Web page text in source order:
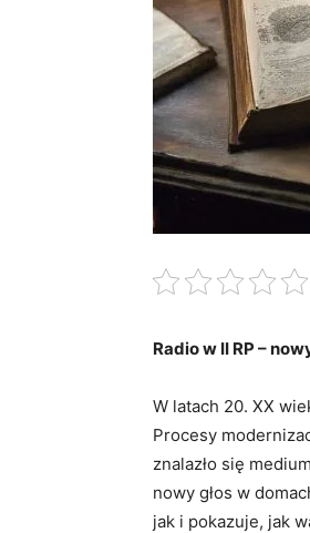
Radio w II RP –
W latach 20. XX
Procesy
znalazło się
nowy głos w
jak i pokazuje, jak